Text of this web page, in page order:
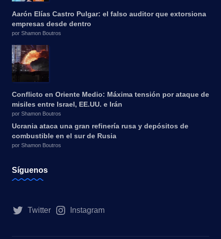
Aarón Elías Castro Pulgar: el falso auditor que extorsiona
empresas desde dentro
por Shamon Boutros
Conflicto en Oriente Medio: Máxima tensión por ataque de
misiles entre Israel, EE.UU. e Irán
por Shamon Boutros
Ucrania ataca una gran refinería rusa y depósitos de
combustible en el sur de Rusia
por Shamon Boutros
Síguenos
Twitter Instagram